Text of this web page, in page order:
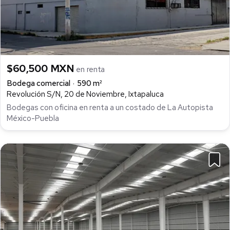
$60,500 MXN en renta
Bodega comercial
590 m²
Revolución S/N, 20 de Noviembre, Ixtapaluca
Bodegas con oficina en renta a un costado de La Autopista
México-Puebla